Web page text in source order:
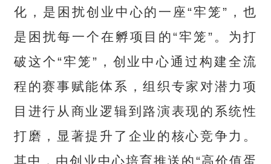
化，是困扰创业中心的一座“牢笼”，也
是困扰每一个在孵项目的“牢笼”。为打
破这个“牢笼”，创业中心通过构建全流
程的赛事赋能体系，组织专家对潜力项
目进行从商业逻辑到路演表现的系统性
打磨，显著提升了企业的核心竞争力。
其中，由创业中心培育推送的“高价值蛋